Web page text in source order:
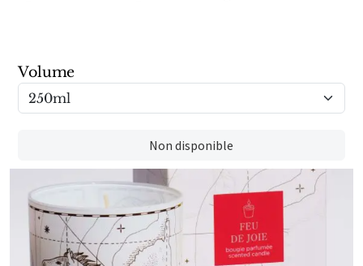
Volume
Non disponible
Santa Maria Novella
Profumum Roma
Pernoire
Sam William